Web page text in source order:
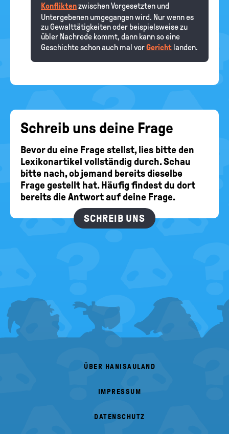
Konfliktenzwischen Vorgesetzten und
Untergebenen umgegangen wird. Nur wenn es
zu Gewalttätigkeiten oder beispielsweise zu
übler Nachrede kommt, dann kann so eine
Geschichte schon auch mal vorGericht landen.
Schreib uns deine Frage
Bevor du eine Frage stellst, lies bitte den
Lexikonartikel vollständig durch. Schau
bitte nach, ob jemand bereits dieselbe
Frage gestellt hat. Häufig findest du dort
bereits die Antwort auf deine Frage.
SCHREIB UNS
FOOTER
MENU
ÜBER HANISAULAND
IMPRESSUM
DATENSCHUTZ